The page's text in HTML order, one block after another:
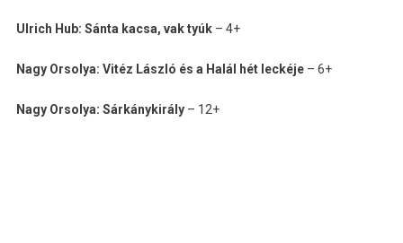
Ulrich Hub: Sánta kacsa, vak tyúk – 4+
Nagy Orsolya: Vitéz László és a Halál hét leckéje – 6+
Nagy Orsolya: Sárkánykirály – 12+